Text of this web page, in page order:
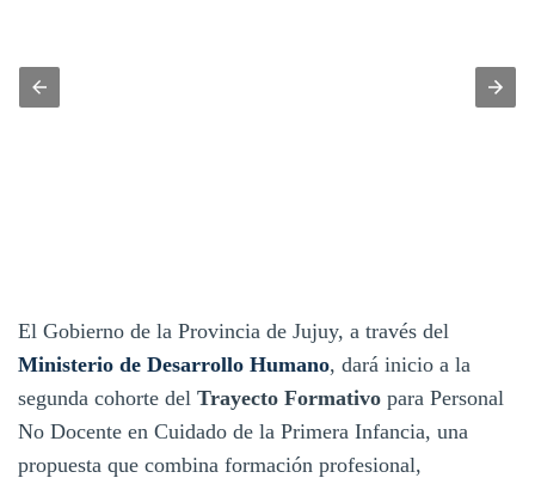
El Gobierno de la Provincia de Jujuy, a través del
Ministerio de Desarrollo Humano, dará inicio a la
segunda cohorte del Trayecto Formativo para Personal
No Docente en Cuidado de la Primera Infancia, una
propuesta que combina formación profesional,